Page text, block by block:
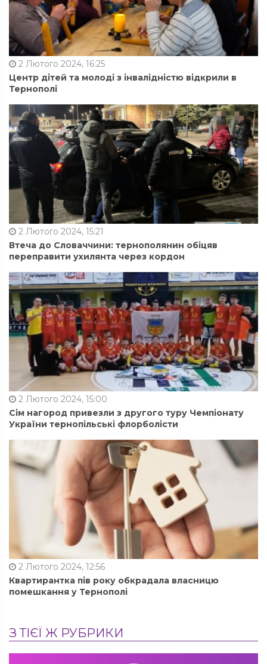
2 Лютого 2024, 16:25
Центр дітей та молоді з інвалідністю відкрили в
Тернополі
2 Лютого 2024, 15:21
Втеча до Словаччини: тернополянин обіцяв
переправити ухилянта через кордон
2 Лютого 2024, 15:00
Сім нагород привезли з другого туру Чемпіонату
України тернопільські флорболісти
2 Лютого 2024, 12:56
Квартирантка пів року обкрадала власницю
помешкання у Тернополі
З ТІЄЇ Ж РУБРИКИ